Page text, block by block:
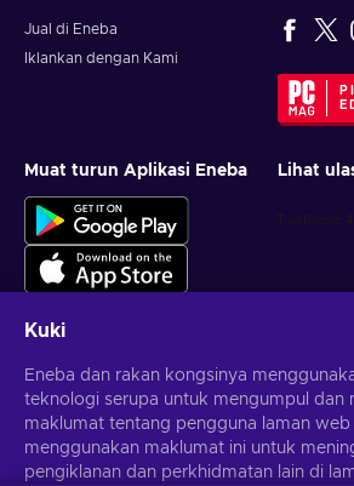
Jual di Eneba
Iklankan dengan Kami
Muat turun Aplikasi Eneba Lihat
Dapatkan tawaran permainan yang
Anda boleh berhenti melanggan pada bila-bila
Kuki
Eneba dan rakan kongsinya
teknologi serupa untuk mengumpul dan
maklumat tentang pengguna laman web
menggunakan maklumat ini untuk
pengiklanan dan perkhidmatan lain di